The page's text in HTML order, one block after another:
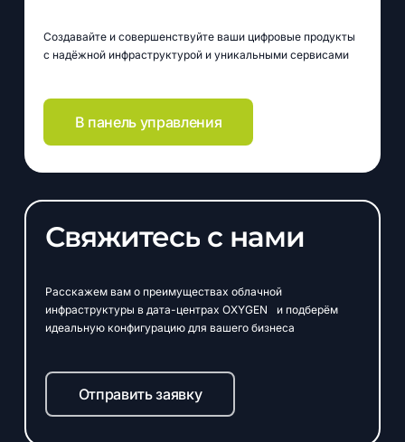
Создавайте и совершенствуйте ваши цифровые продукты
с надёжной инфраструктурой и уникальными сервисами
В панель управления
Свяжитесь с нами
Расскажем вам о преимуществах облачной
инфраструктуры в дата-центрах OXYGEN и подберём
идеальную конфигурацию для вашего бизнеса
Отправить заявку